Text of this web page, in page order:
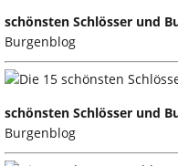
schönsten Schlösser und
Burgenblog
schönsten Schlösser und
Burgenblog